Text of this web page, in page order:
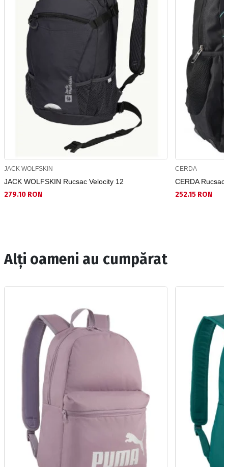
JACK WOLFSKIN
JACK WOLFSKIN Rucsac Velocity 12
279.10 RON
CERDA
CERDA Rucsac
252.15 RON
Alți oameni au cumpărat